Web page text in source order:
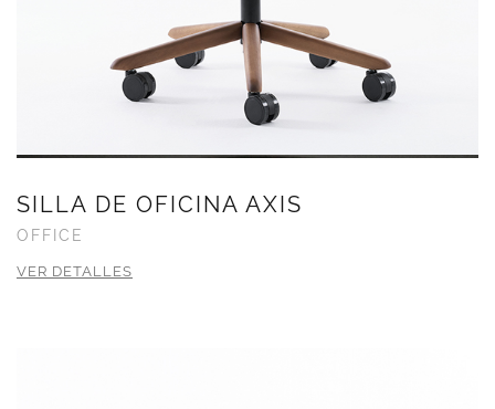
SILLA DE OFICINA AXIS
OFFICE
VER DETALLES